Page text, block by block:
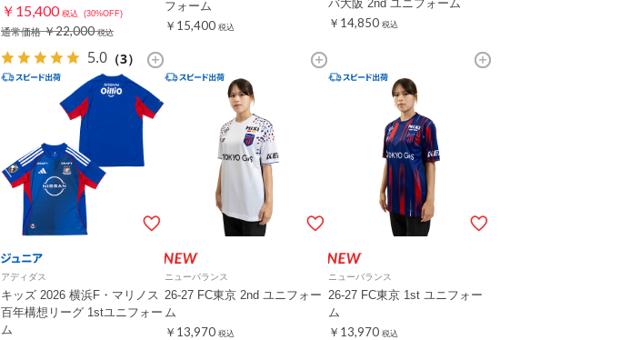
￥15,400 税込 (30%OFF)
通常価格￥22,000 税込
5.0 （3）
フォーム
￥15,400 税込
バ大阪 2nd ユニフォーム
￥14,850 税込
アディダス
キッズ 2026 横浜F・マリノス
百年構想リーグ 1stユニフォー
ム
ニューバランス
26-27 FC東京 2nd ユニフォー
ム
￥13,970 税込
ニューバランス
26-27 FC東京 1st ユニフォー
ム
￥13,970 税込